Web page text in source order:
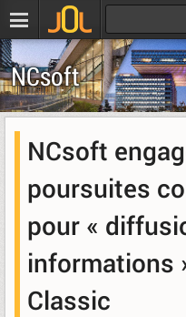
NCsoft
NCsoft
poursuites
pour «
informations
Classic